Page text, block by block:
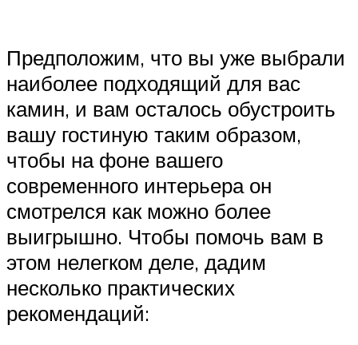
Предположим, что вы уже выбрали
наиболее подходящий для вас
камин, и вам осталось обустроить
вашу гостиную таким образом,
чтобы на фоне вашего
современного интерьера он
смотрелся как можно более
выигрышно. Чтобы помочь вам в
этом нелегком деле, дадим
несколько практических
рекомендаций: